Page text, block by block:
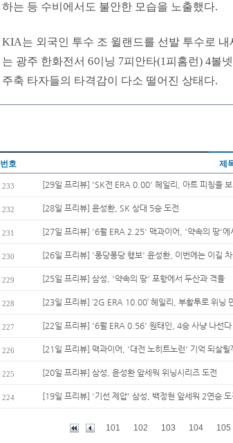
하는 등 수비에서도 불안한 모습을 노출했다.
KIA는 외국인 투수 조 윌랜드를 선발 투수로
는 광주 한화전서 6이닝 7피안타(1피홈런) 4볼
주축 타자들의 타격감이 다소 떨어진 상태다.
번호 제
233 [29일 프리뷰] 'SK전 ERA 0.00' 헤일리, 아트 피칭을
232 [28일 프리뷰] 윤성환, SK 상대 5승 도전
231 [27일 프리뷰] '6월 ERA 2.25' 맥과이어, '약속의 땅'에
230 [26일 프리뷰] '퐁당퐁당 행보' 윤성환, 이번에는 이길
229 [25일 프리뷰] 삼성, '약속의 땅' 포항에서 두산과 격돌
228 [23일 프리뷰] ‘2G ERA 10.00’ 헤일리, 부활투로 위닝
227 [22일 프리뷰] '6월 ERA 0.56' 원태인, 4승 사냥 나선다
226 [21일 프리뷰] 맥과이어, '대전 노히트노런' 기억 되살릴
225 [20일 프리뷰] 삼성, 윤성환 앞세워 위닝시리즈 도전
224 [19일 프리뷰] '기선 제압' 삼성, 백정현 앞세워 2연승 도
101 102 103 104 105